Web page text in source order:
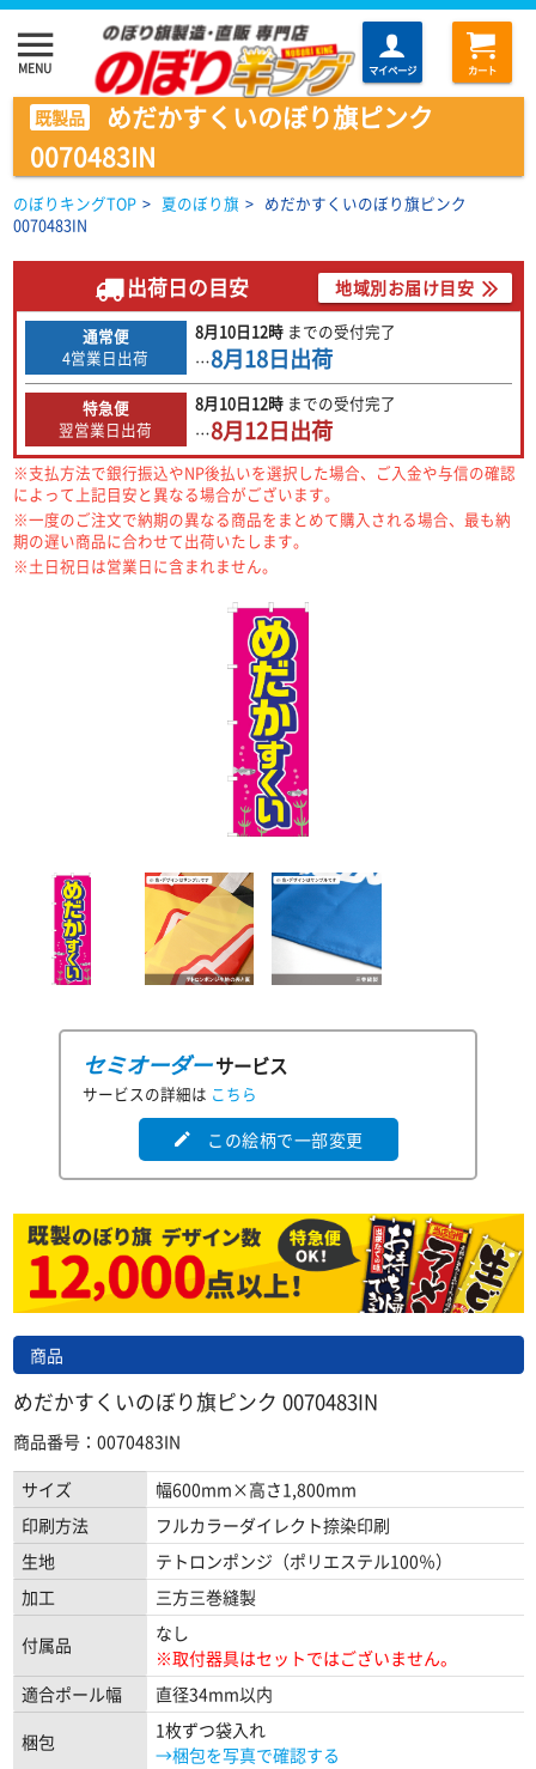
menu
MENU マイページ カート
既製品
めだかすくいのぼり旗ピンク
0070483IN
のぼりキングTOP > 夏のぼり旗 > めだかすくいのぼり旗ピンク
0070483IN
出荷日の目安 地域別お届け目安
通常便
4営業日出荷
8月10日12時 までの受付完了
…8月18日出荷
特急便
翌営業日出荷
8月10日12時 までの受付完了
…8月12日出荷
※支払方法で銀行振込やNP後払いを選択した場合、ご入金や与信の確認
によって上記目安と異なる場合がございます。
※一度のご注文で納期の異なる商品をまとめて購入される場合、最も納
期の遅い商品に合わせて出荷いたします。
※土日祝日は営業日に含まれません。
セミオーダーサービス
サービスの詳細は こちら
edit この絵柄で一部変更
商品
めだかすくいのぼり旗ピンク 0070483IN
商品番号：0070483IN
サイズ
幅600mm×高さ1,800mm
印刷方法
フルカラーダイレクト捺染印刷
生地
テトロンポンジ（ポリエステル100％）
加工
三方三巻縫製
付属品
なし
※取付器具はセットではございません。
適合ポール幅
直径34mm以内
梱包
1枚ずつ袋入れ
→梱包を写真で確認する